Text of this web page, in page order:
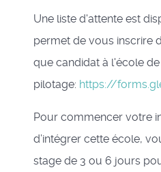
Une liste d'attente est
permet de vous inscrire
que candidat à l'école de
pilotage: https://
Pour commencer votre
d’intégrer cette école,
stage de 3 ou 6 jours